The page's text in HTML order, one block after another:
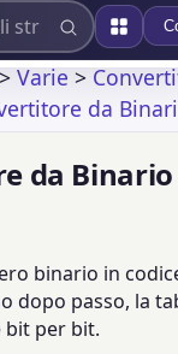
Varie>
da
da Binario
binario in
dopo passo, la
bit per bit.